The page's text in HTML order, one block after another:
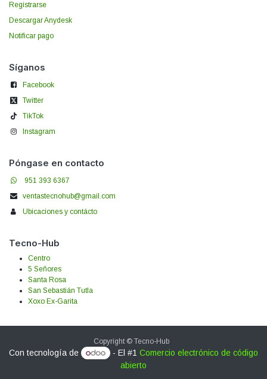
Registrarse
Descargar Anydesk
Notificar pago
Síganos
Facebook
Twitter
TikTok
Instagram
Póngase en contacto
951 393 6367
ventastecnohub@gmail.com
Ubicaciones y contácto
Tecno-Hub
Centro
5 Señores
Santa Rosa
San Sebastián Tutla
Xoxo Ex-Garita
Copyright © Tecno-Hub
Con tecnología de - El #1 Comercio electrónico de código
abierto